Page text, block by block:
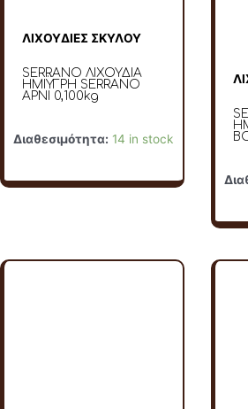
ΛΙΧΟΥΔΙΕΣ ΣΚΥΛΟΥ
SERRANO ΛΙΧΟΥΔΙΑ
ΗΜΙΫΓΡΗ SERRANO
ΑΡΝΙ 0,100kg
Διαθεσιμότητα: 14 in stock